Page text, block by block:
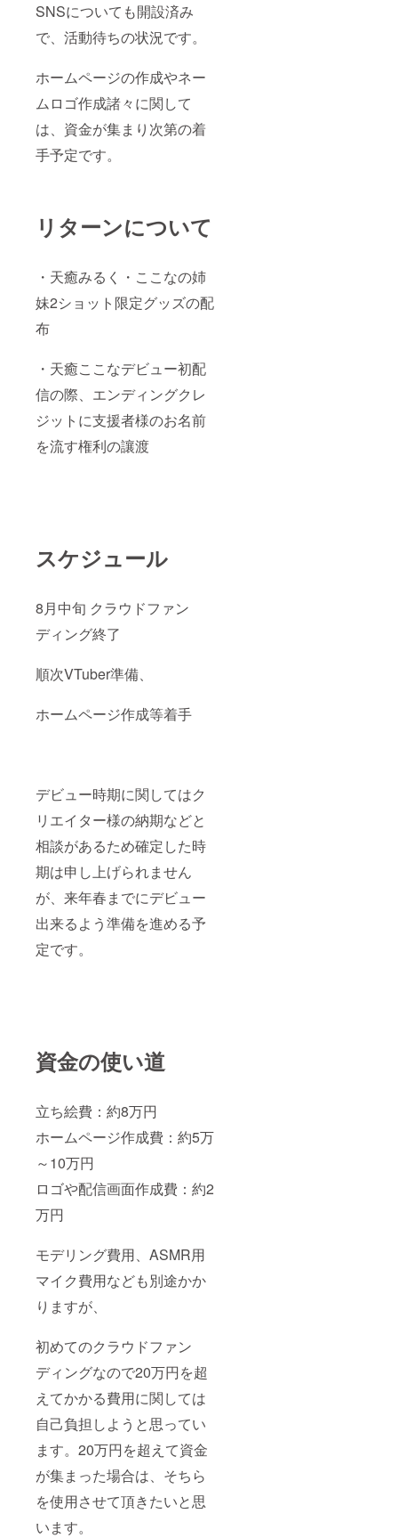
SNSについても開設済み
で、活動待ちの状況です。
ホームページの作成やネー
ムロゴ作成諸々に関して
は、資金が集まり次第の着
手予定です。
リターンについて
・天癒みるく・ここなの姉
妹2ショット限定グッズの配
布
・天癒ここなデビュー初配
信の際、エンディングクレ
ジットに支援者様のお名前
を流す権利の讓渡
スケジュール
8月中旬 クラウドファン
ディング終了
順次VTuber準備、
ホームページ作成等着手
デビュー時期に関してはク
リエイター様の納期などと
相談があるため確定した時
期は申し上げられません
が、来年春までにデビュー
出来るよう準備を進める予
定です。
資金の使い道
立ち絵費：約8万円
ホームページ作成費：約5万
～10万円
ロゴや配信画面作成費：約2
万円
モデリング費用、ASMR用
マイク費用なども別途かか
りますが、
初めてのクラウドファン
ディングなので20万円を超
えてかかる費用に関しては
自己負担しようと思ってい
ます。20万円を超えて資金
が集まった場合は、そちら
を使用させて頂きたいと思
います。